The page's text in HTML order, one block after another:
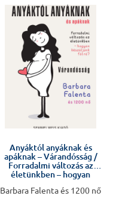
Anyáktól anyáknak és
apáknak – Várandósság /
Forradalmi változás az
életünkben – hogyan
Barbara Falenta és 1200 nő